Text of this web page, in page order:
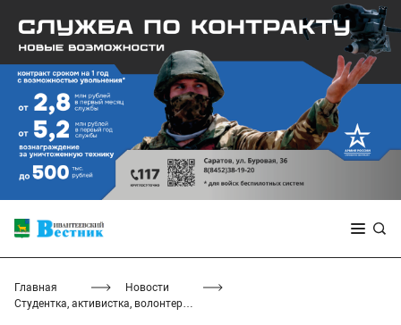
Главная
Новости
Студентка, активистка, волонтер…